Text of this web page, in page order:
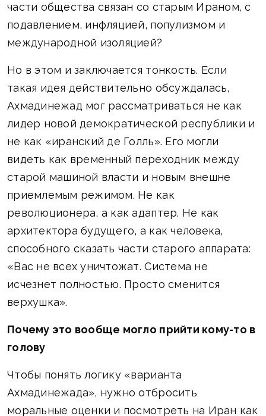
части общества связан со старым Ираном, с
подавлением, инфляцией, популизмом и
международной изоляцией?
Но в этом и заключается тонкость. Если
такая идея действительно обсуждалась,
Ахмадинежад мог рассматриваться не как
лидер новой демократической республики и
не как «иранский де Голль». Его могли
видеть как временный переходник между
старой машиной власти и новым внешне
приемлемым режимом. Не как
революционера, а как адаптер. Не как
архитектора будущего, а как человека,
способного сказать части старого аппарата:
«Вас не всех уничтожат. Система не
исчезнет полностью. Просто сменится
верхушка».
Почему это вообще могло прийти кому-то в
голову
Чтобы понять логику «варианта
Ахмадинежада», нужно отбросить
моральные оценки и посмотреть на Иран как